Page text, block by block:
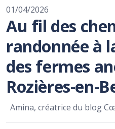
01/04/2026
Au fil des
randonnée à
des fermes
Rozières-en-
Amina, créatrice du blog